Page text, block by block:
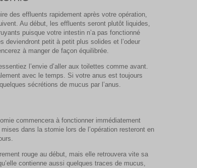
des effluents rapidement après votre opération,
Au début, les effluents seront plutôt liquides,
puisque votre intestin n’a pas fonctionné
deviendront petit à petit plus solides et l’odeur
à manger de façon équilibrée.
l’envie d’aller aux toilettes comme avant.
avec le temps. Si votre anus est toujours
sécrétions de mucus par l’anus.
commencera à fonctionner immédiatement
dans la stomie lors de l’opération resteront en
rouge au début, mais elle retrouvera vite sa
contienne aussi quelques traces de mucus,